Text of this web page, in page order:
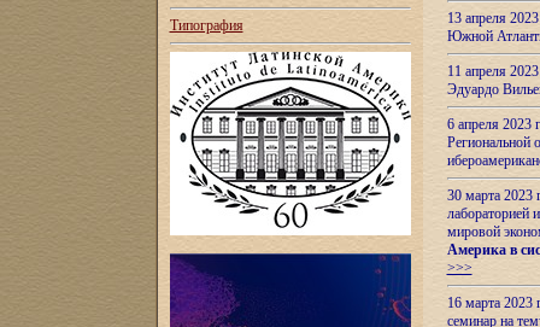
Типография
13 апреля
Южной
11 апреля
Эдуардо
6 апреля
Региональной
30 марта 2023
лабораторией
мировой
Америка в
>>>
16 марта 2023
семинар на